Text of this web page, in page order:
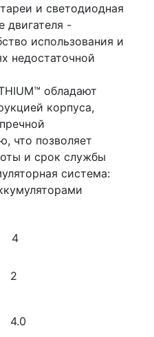
и светодиодная
двигателя -
использования и
недостаточной
обладают
корпуса,
что позволяет
и срок службы
система:
2
4.0